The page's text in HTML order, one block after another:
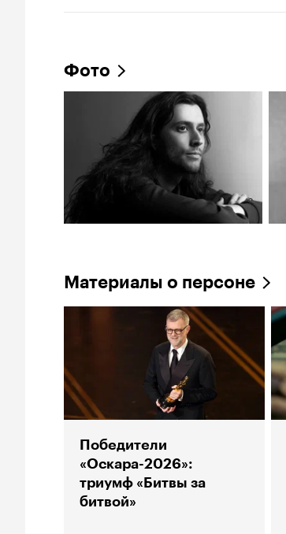
Фото
Материалы о персоне
Победители
«Оскара-2026»:
триумф «Битвы за
битвой»